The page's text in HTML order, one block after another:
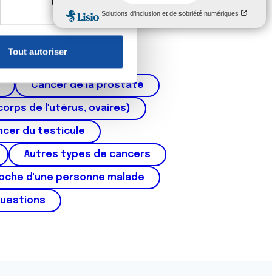
reportez-vous à lasection «
sur les cookies.
informations que
Tout autoriser
Cancer de la prostate
de l'utérus, ovaires)
du testicule
Autres types de cancers
d'une personne malade